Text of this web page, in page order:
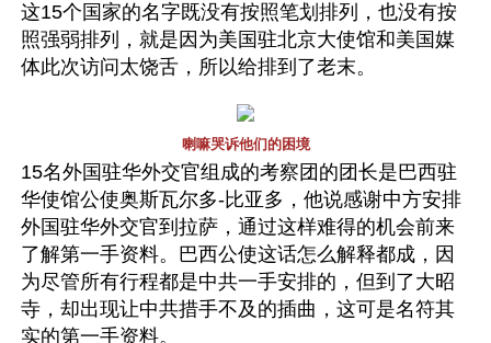
这15个国家的名字既没有按照笔划排列，也没有按
照强弱排列，就是因为美国驻北京大使馆和美国媒
体此次访问太饶舌，所以给排到了老末。
喇嘛哭诉他们的困境
15名外国驻华外交官组成的考察团的团长是巴西驻
华使馆公使奥斯瓦尔多-比亚多，他说感谢中方安排
外国驻华外交官到拉萨，通过这样难得的机会前来
了解第一手资料。巴西公使这话怎么解释都成，因
为尽管所有行程都是中共一手安排的，但到了大昭
寺，却出现让中共措手不及的插曲，这可是名符其
实的第一手资料。